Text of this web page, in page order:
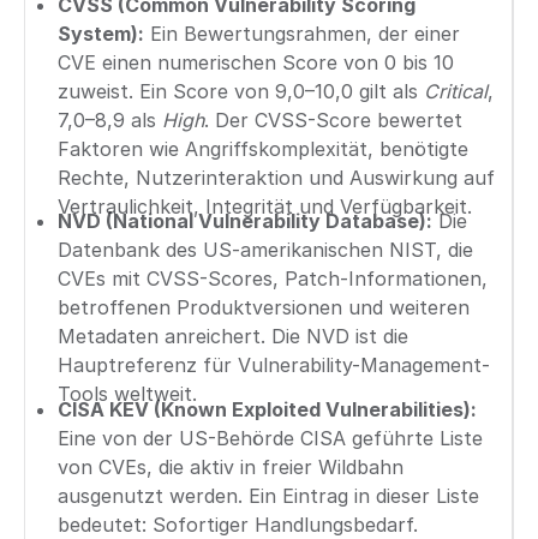
System): Ein Bewertungsrahmen, der einer
CVE einen numerischen Score von 0 bis 10
zuweist. Ein Score von 9,0–10,0 gilt als Critical,
7,0–8,9 als High. Der CVSS-Score bewertet
Faktoren wie Angriffskomplexität, benötigte
Rechte, Nutzerinteraktion und Auswirkung auf
Vertraulichkeit, Integrität und Verfügbarkeit.
NVD (National Vulnerability Database):Die
Datenbank des US-amerikanischen NIST, die
CVEs mit CVSS-Scores, Patch-Informationen,
betroffenen Produktversionen und weiteren
Metadaten anreichert. Die NVD ist die
Hauptreferenz für Vulnerability-Management-
Tools weltweit.
CISA KEV (Known Exploited Vulnerabilities):
Eine von der US-Behörde CISA geführte Liste
von CVEs, die aktiv in freier Wildbahn
ausgenutzt werden. Ein Eintrag in dieser Liste
bedeutet: Sofortiger Handlungsbedarf.